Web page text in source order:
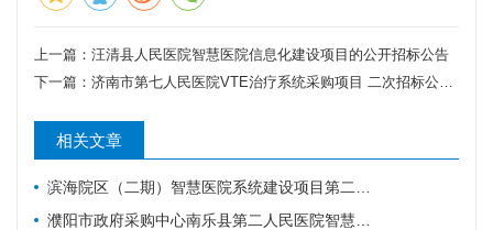
上一篇： 汪清县人民医院智慧医院信息化建设项目的公开招标公告
下一篇： 济南市第七人民医院VTE治疗系统采购项目 二次招标公开招标公告
相关文章
滨海院区（二期）智慧医院系统建设项目第二阶段重症、麻醉建设公开招标招标公告
濮阳市政府采购中心南乐县第二人民医院智慧医院及医疗设备采购项目（二次）公开招标公告